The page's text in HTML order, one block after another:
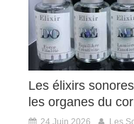
Les élixirs
les organes du
24 Juin 2026 Les